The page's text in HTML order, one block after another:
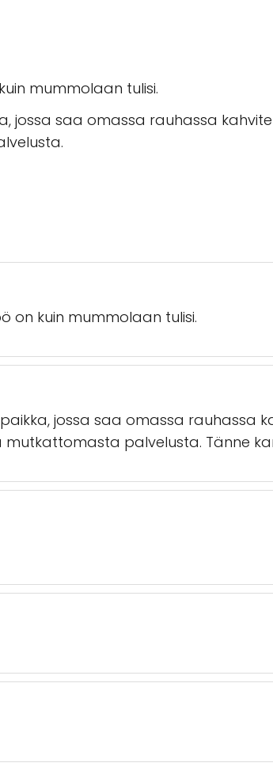
mummolaan tulisi.
jossa saa omassa rauhassa
on kuin mummolaan tulisi.
jossa saa omassa rauhassa
mutkattomasta palvelusta. Tänne